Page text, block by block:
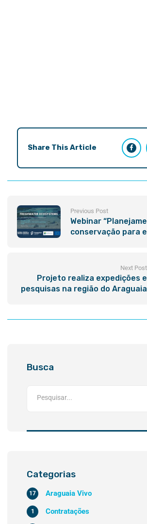
Share This Article
Previous Post
Webinar
conservação para
Next Post
Projeto realiza expedições e
pesquisas na região do Araguaia
Busca
Categorias
Araguaia Vivo
17
Contratações
1